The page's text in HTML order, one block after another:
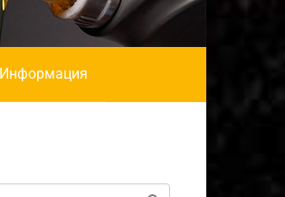
Информация